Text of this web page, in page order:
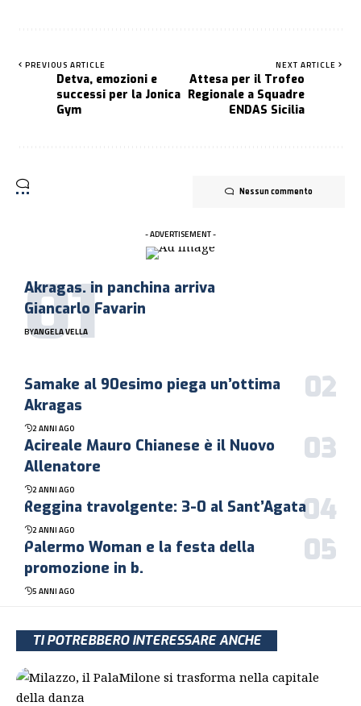
PREVIOUS ARTICLE
Detva, emozioni e
successi per la Jonica
Gym
NEXT ARTICLE
Attesa per il Trofeo
Regionale a Squadre
ENDAS Sicilia
Nessun commento
- ADVERTISEMENT -
Akragas. in panchina arriva
Giancarlo Favarin
BYANGELA VELLA
Samake al 90esimo piega un’ottima
Akragas
2 ANNI AGO
Acireale Mauro Chianese è il Nuovo
Allenatore
2 ANNI AGO
Reggina travolgente: 3-0 al Sant’Agata
2 ANNI AGO
Palermo Woman e la festa della
promozione in b.
5 ANNI AGO
TI POTREBBERO INTERESSARE ANCHE